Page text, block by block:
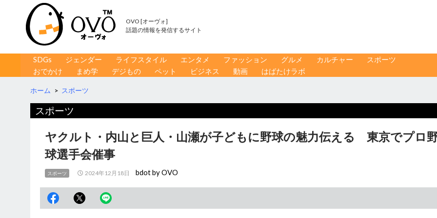
OVO [オーヴォ]
話題の情報を発信するサイト
コンテンツへ移動
SDGs ジェンダー ライフスタイル エンタメ ファッション グルメ カルチャー
スポーツ
おでかけ
まめ学 デジもの ペット ビジネス 動画 はばたけラボ
ホーム > スポーツ
スポーツ
ヤクルト・内山と巨人・山瀬が子どもに野球の魅力伝える 東京でプロ
球選手会催事
スポーツ 2024年12月18日 bdot by OVO